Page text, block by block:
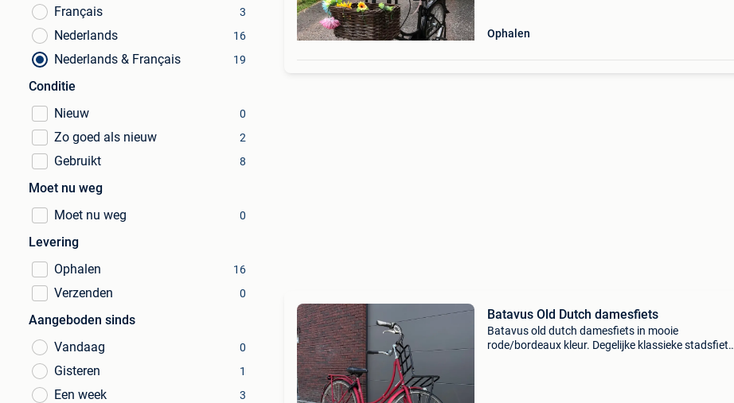
Français
3
Nederlands 16
Nederlands & Français 19
Conditie
Nieuw
0
Zo goed als nieuw 2
Gebruikt 8
Moet nu weg
Moet nu weg
0
Levering
Ophalen
16
Verzenden 0
Aangeboden sinds
Vandaag
0
Gisteren 1
Een week 3
Ophalen
Batavus Old Dutch damesfiets
Batavus old dutch damesfiets in mooie
rode/bordeaux kleur. Degelijke klassieke stadsfiets